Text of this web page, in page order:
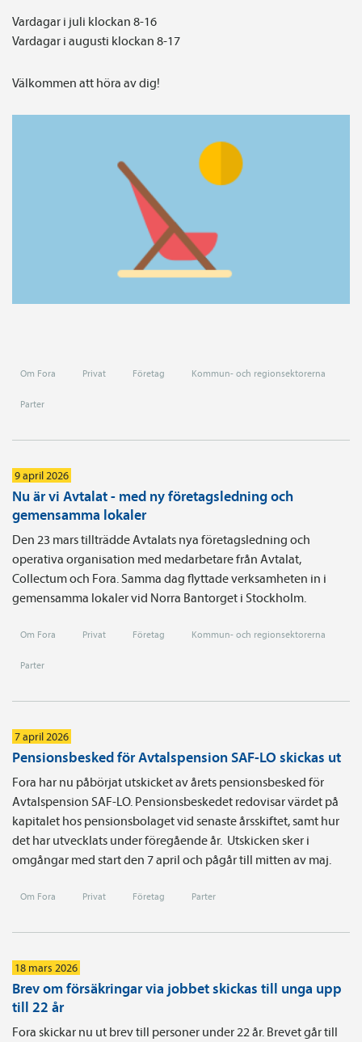
Vardagar i juli klockan 8-16
Vardagar i augusti klockan 8-17
Välkommen att höra av dig!
Om Fora Privat Företag Kommun- och regionsektorerna
Parter
9 april 2026
Nu är vi Avtalat - med ny företagsledning och
gemensamma lokaler
Den 23 mars tillträdde Avtalats nya företagsledning och
operativa organisation med medarbetare från Avtalat,
Collectum och Fora. Samma dag flyttade verksamheten in i
gemensamma lokaler vid Norra Bantorget i Stockholm.
Om Fora Privat Företag Kommun- och regionsektorerna
Parter
7 april 2026
Pensionsbesked för Avtalspension SAF-LO skickas ut
Fora har nu påbörjat utskicket av årets pensionsbesked för
Avtalspension SAF-LO. Pensionsbeskedet redovisar värdet på
kapitalet hos pensionsbolaget vid senaste årsskiftet, samt hur
det har utvecklats under föregående år. Utskicken sker i
omgångar med start den 7 april och pågår till mitten av maj.
Om Fora Privat Företag Parter
18 mars 2026
Brev om försäkringar via jobbet skickas till unga upp
till 22 år
Fora skickar nu ut brev till personer under 22 år. Brevet går till